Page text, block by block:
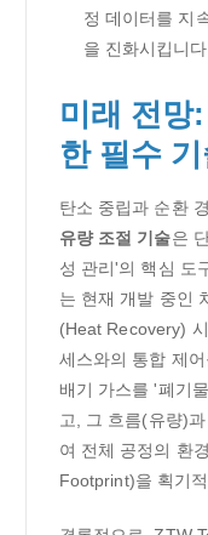
정 데이터를 지
을 진화시킵니
미래 전망
한 필수
탄소 중립과 순환
유량 조절 기술은
성 관리'의 핵심 도
는 현재 개발 중인
(Heat Recovery)
세스와의 통합 제
배기 가스를 '폐기
고, 그 흐름(유량)
여 전체 공정의 환
Footprint)을 획기